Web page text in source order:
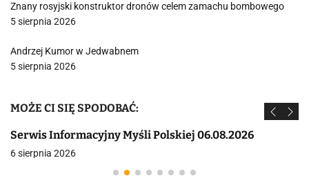
Znany rosyjski konstruktor dronów celem zamachu bombowego
5 sierpnia 2026
Andrzej Kumor w Jedwabnem
5 sierpnia 2026
MOŻE CI SIĘ SPODOBAĆ:
Serwis Informacyjny Myśli Polskiej 06.08.2026
6 sierpnia 2026